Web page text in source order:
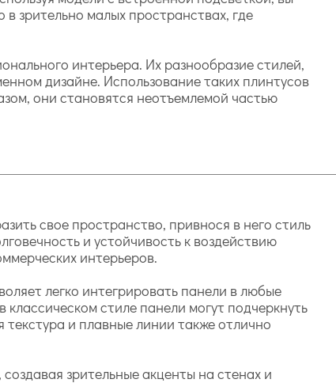
зрительно малых пространствах, где
интерьера. Их разнообразие стилей,
дизайне. Использование таких плинтусов
они становятся неотъемлемой частью
свое пространство, привнося в него стиль
и устойчивость к воздействию
интерьеров.
легко интегрировать панели в любые
стиле панели могут подчеркнуть
и плавные линии также отлично
зрительные акценты на стенах и